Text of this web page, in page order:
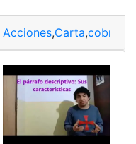
Acciones,Carta,cobrar